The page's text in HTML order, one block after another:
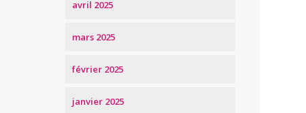
avril 2025
mars 2025
février 2025
janvier 2025